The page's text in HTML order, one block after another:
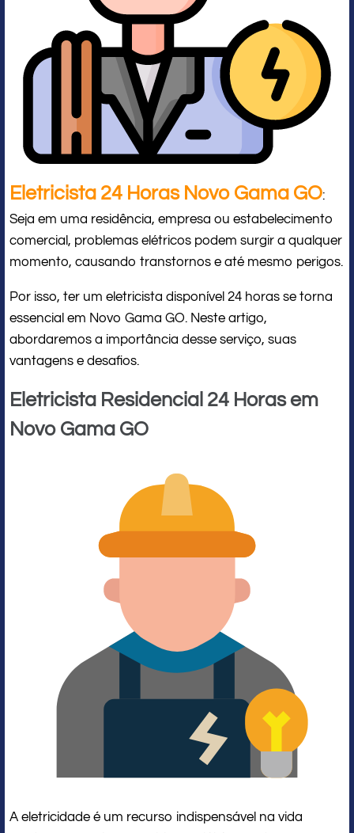
Eletricista 24 Horas Novo Gama GO:
Seja em uma residência, empresa ou estabelecimento
comercial, problemas elétricos podem surgir a qualquer
momento, causando transtornos e até mesmo perigos.
Por isso, ter um eletricista disponível 24 horas se torna
essencial em Novo Gama GO. Neste artigo,
abordaremos a importância desse serviço, suas
vantagens e desafios.
Eletricista Residencial 24 Horas em
Novo Gama GO
A eletricidade é um recurso indispensável na vida